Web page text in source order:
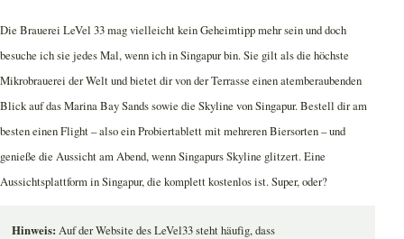
Die Brauerei LeVel 33 mag vielleicht kein Geheimtipp mehr sein und doch
besuche ich sie jedes Mal, wenn ich in Singapur bin. Sie gilt als die höchste
Mikrobrauerei der Welt und bietet dir von der Terrasse einen atemberaubenden
Blick auf das Marina Bay Sands sowie die Skyline von Singapur. Bestell dir am
besten einen Flight – also ein Probiertablett mit mehreren Biersorten – und
genieße die Aussicht am Abend, wenn Singapurs Skyline glitzert. Eine
Aussichtsplattform in Singapur, die komplett kostenlos ist. Super, oder?
Hinweis: Auf der Website des LeVel33 steht häufig, dass